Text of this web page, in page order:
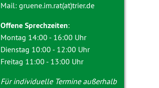
Mail: gruene.im.rat(at)trier.de
Offene Sprechzeiten:
Montag 14:00 - 16:00 Uhr
Dienstag 10:00 - 12:00 Uhr
Freitag 11:00 - 13:00 Uhr
Für individuelle Termine außerhalb